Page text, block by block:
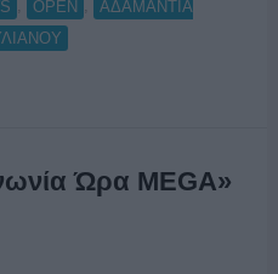
OPEN
ΑΔΑΜΑΝΤΙΑ
Ώρα MEGA»